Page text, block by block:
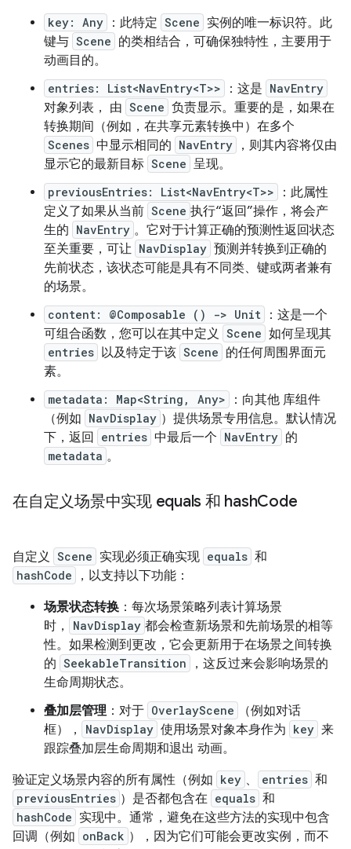
key: Any ：此特定 Scene 实例的唯一标识符。此
键与 Scene 的类相结合，可确保独特性，主要用于
动画目的。
entries: List<NavEntry<T>> ：这是 NavEntry
对象列表， 由 Scene 负责显示。重要的是，如果在
转换期间（例如，在共享元素转换中）在多个
Scenes 中显示相同的 NavEntry
，则其内容将仅由
显示它的最新目标 Scene 呈现。
previousEntries: List<NavEntry<T>>
：此属性
定义了如果从当前 Scene 执行“返回”操作，将会产
生的 NavEntry 。它对于计算正确的预测性返回状态
至关重要，可让 NavDisplay 预测并转换到正确的
先前状态，该状态可能是具有不同类、键或两者兼有
的场景。
content: @Composable () -> Unit
：这是一个
可组合函数，您可以在其中定义 Scene 如何呈现其
entries 以及特定于该 Scene 的任何周围界面元
素。
metadata: Map<String, Any>
：向其他 库组件
（例如 NavDisplay ）提供场景专用信息。默认情况
下，返回
entries 中最后一个 NavEntry 的
metadata 。
在自定义场景中实现 equals 和 hashCode
自定义 Scene 实现必须正确实现 equals 和
hashCode
，以支持以下功能：
场景状态转换 ：每次场景策略列表计算场景
时，
NavDisplay 都会检查新场景和先前场景的相等
性。如果检测到更改，它会更新用于在场景之间转换
的 SeekableTransition
，这反过来会影响场景的
生命周期状态。
叠加层管理：对于 OverlayScene
（例如对话
框），
NavDisplay 使用场景对象本身作为 key 来
跟踪叠加层生命周期和退出 动画。
验证定义场景内容的所有属性（例如 key 、 entries 和
previousEntries ）是否都包含在 equals 和
hashCode 实现中。通常，避免在这些方法的实现中包含
回调（例如 onBack ），因为它们可能会更改实例，而不